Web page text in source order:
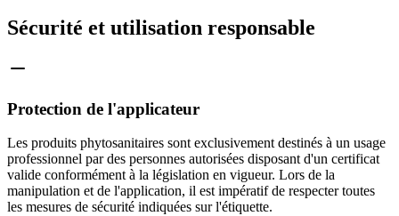
Sécurité et utilisation responsable
Protection de l'applicateur
Les produits phytosanitaires sont exclusivement destinés à un usage
professionnel par des personnes autorisées disposant d'un certificat
valide conformément à la législation en vigueur. Lors de la
manipulation et de l'application, il est impératif de respecter toutes
les mesures de sécurité indiquées sur l'étiquette.